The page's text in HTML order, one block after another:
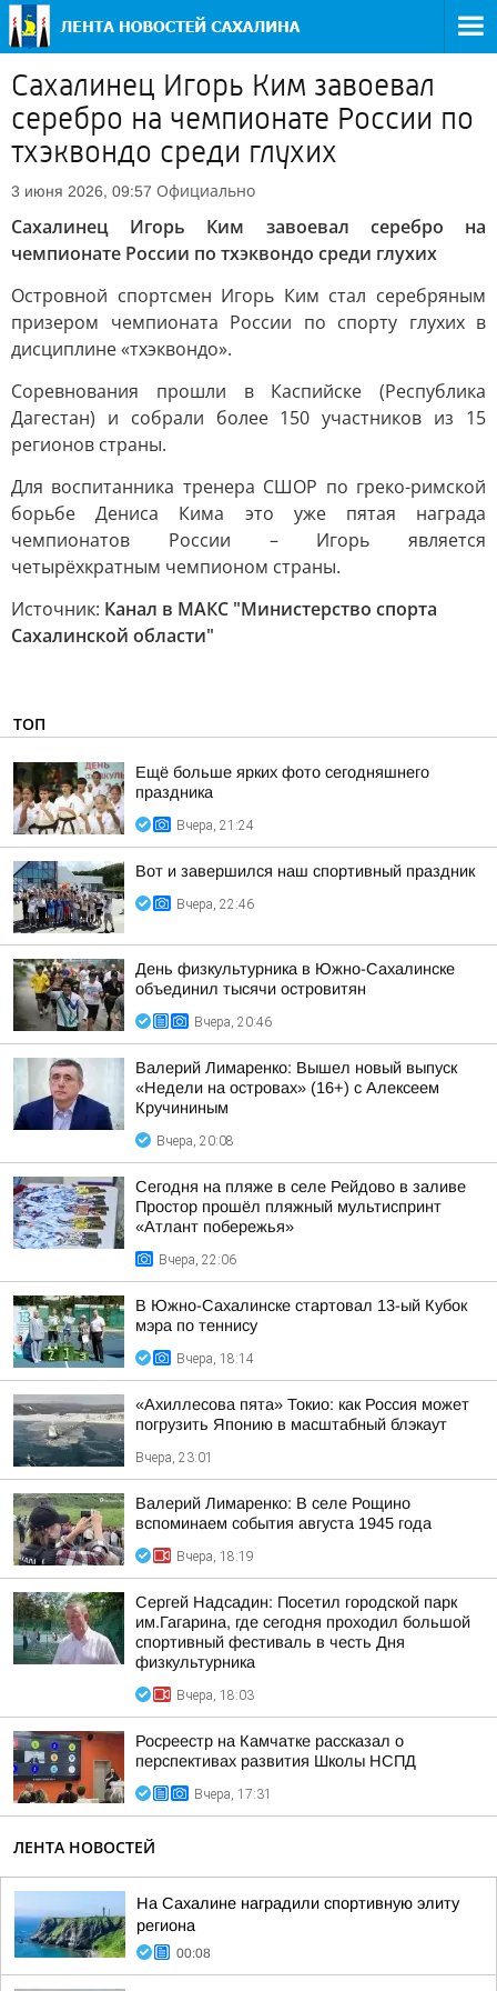
Сахалинец Игорь Ким завоевал
серебро на чемпионате России по
тхэквондо среди глухих
3 июня 2026, 09:57 Официально
Сахалинец Игорь Ким завоевал серебро на
чемпионате России по тхэквондо среди глухих
Островной спортсмен Игорь Ким стал серебряным
призером чемпионата России по спорту глухих в
дисциплине «тхэквондо».
Соревнования прошли в Каспийске (Республика
Дагестан) и собрали более 150 участников из 15
регионов страны.
Для воспитанника тренера СШОР по греко-римской
борьбе Дениса Кима это уже пятая награда
чемпионатов России – Игорь является
четырёхкратным чемпионом страны.
Источник: Канал в МАКС "Министерство спорта
Сахалинской области"
ТОП
Ещё больше ярких фото сегодняшнего
праздника
Вчера, 21:24
Вот и завершился наш спортивный праздник
Вчера, 22:46
День физкультурника в Южно-Сахалинске
объединил тысячи островитян
Вчера, 20:46
Валерий Лимаренко: Вышел новый выпуск
«Недели на островах» (16+) с Алексеем
Кручининым
Вчера, 20:08
Сегодня на пляже в селе Рейдово в заливе
Простор прошёл пляжный мультиспринт
«Атлант побережья»
Вчера, 22:06
В Южно-Сахалинске стартовал 13-ый Кубок
мэра по теннису
Вчера, 18:14
«Ахиллесова пята» Токио: как Россия может
погрузить Японию в масштабный блэкаут
Вчера, 23:01
Валерий Лимаренко: В селе Рощино
вспоминаем события августа 1945 года
Вчера, 18:19
Сергей Надсадин: Посетил городской парк
им.Гагарина, где сегодня проходил большой
спортивный фестиваль в честь Дня
физкультурника
Вчера, 18:03
Росреестр на Камчатке рассказал о
перспективах развития Школы НСПД
Вчера, 17:31
ЛЕНТА НОВОСТЕЙ
На Сахалине наградили спортивную элиту
региона
00:08